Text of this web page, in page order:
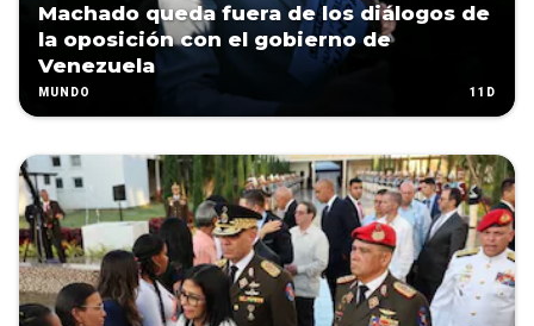
Machado queda fuera de los diálogos de
la oposición con el gobierno de
Venezuela
MUNDO 11D